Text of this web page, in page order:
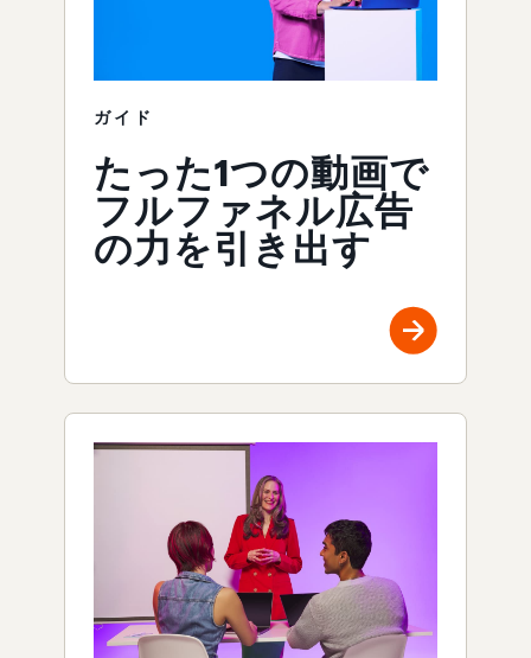
ガイド
たった1つの動画で
フルファネル広告
の力を引き出す